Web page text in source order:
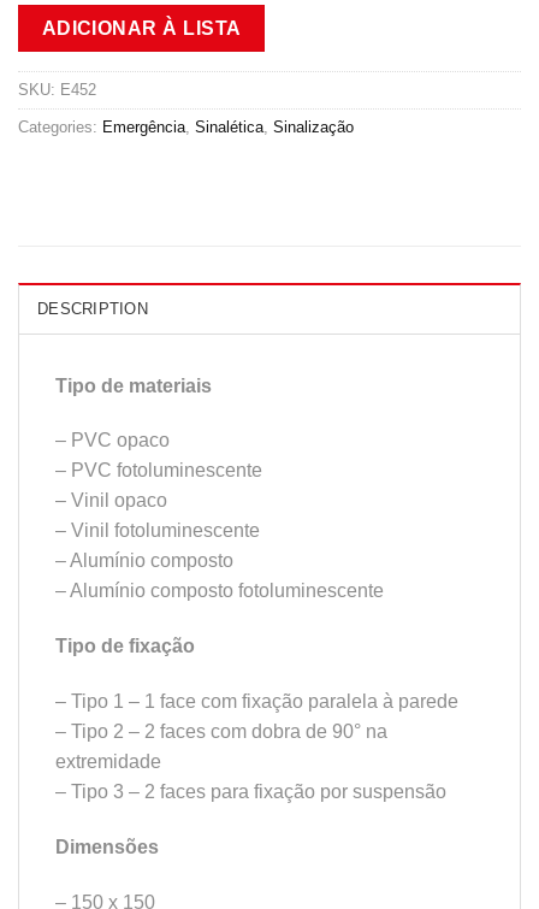
ADICIONAR À LISTA
SKU: E452
Categories: Emergência Sinalética Sinalização
DESCRIPTION
Tipo de materiais
– PVC opaco
– PVC fotoluminescente
– Vinil opaco
– Vinil fotoluminescente
– Alumínio composto
– Alumínio composto fotoluminescente
Tipo de fixação
– Tipo 1 – 1 face com fixação paralela à parede
– Tipo 2 – 2 faces com dobra de 90° na
extremidade
– Tipo 3 – 2 faces para fixação por suspensão
Dimensões
– 150 x 150